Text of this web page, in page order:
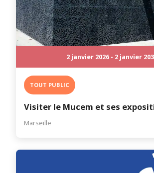
2 janvier 2026 - 2 janvier
TOUT PUBLIC
Visiter le Mucem et ses
Marseille